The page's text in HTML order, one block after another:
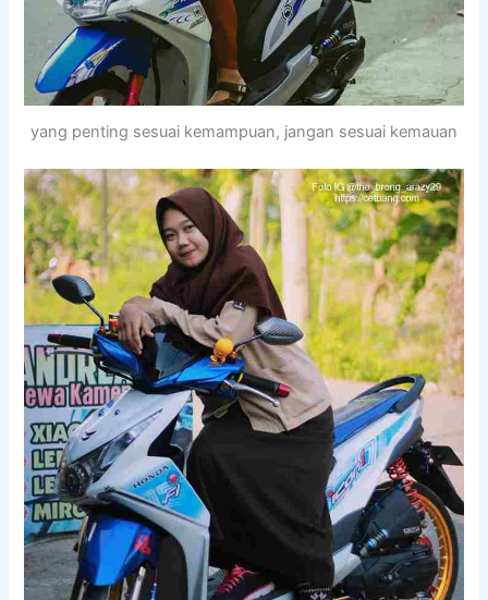
yang penting sesuai kemampuan, jangan sesuai kemauan